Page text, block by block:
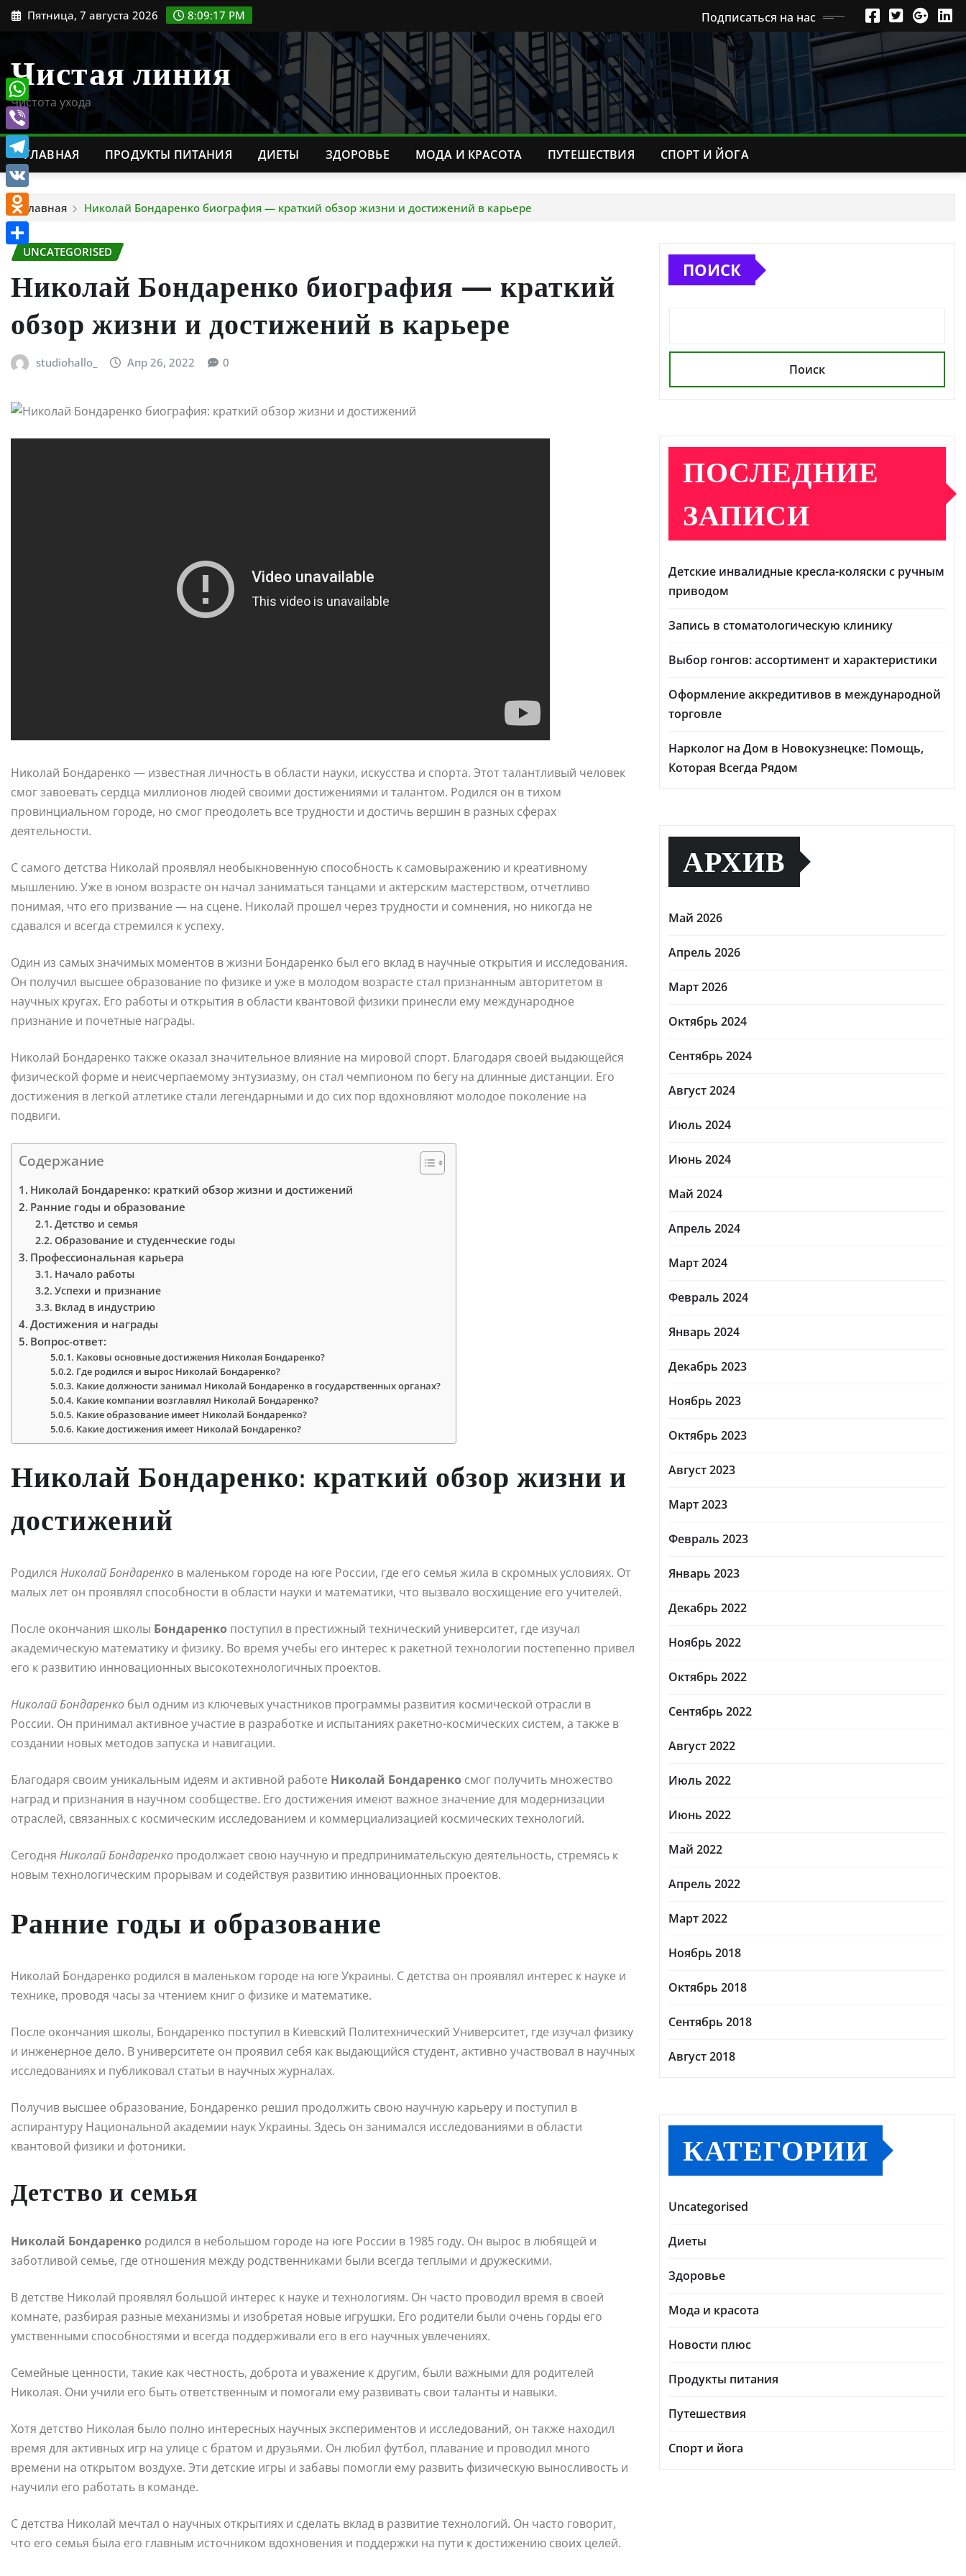
ПерейтиПятница, 7 августа 2026 8:09:18 PM Подписаться на нас
Чистая линия
Чистота ухода
ГЛАВНАЯ ПРОДУКТЫ ПИТАНИЯ ДИЕТЫ ЗДОРОВЬЕ МОДА И КРАСОТА ПУТЕШЕСТВИЯ СПОРТ И ЙОГА
Главная Николай Бондаренко биография — краткий обзор жизни и достижений в карьере
UNCATEGORISED
Николай Бондаренко биография — краткий
обзор жизни и достижений в карьере
studiohallo_ Апр 26, 2022 0
Николай Бондаренко — известная личность в области науки, искусства и спорта. Этот талантливый человек
смог завоевать сердца миллионов людей своими достижениями и талантом. Родился он в тихом
провинциальном городе, но смог преодолеть все трудности и достичь вершин в разных сферах
деятельности.
С самого детства Николай проявлял необыкновенную способность к самовыражению и креативному
мышлению. Уже в юном возрасте он начал заниматься танцами и актерским мастерством, отчетливо
понимая, что его призвание — на сцене. Николай прошел через трудности и сомнения, но никогда не
сдавался и всегда стремился к успеху.
Один из самых значимых моментов в жизни Бондаренко был его вклад в научные открытия и исследования.
Он получил высшее образование по физике и уже в молодом возрасте стал признанным авторитетом в
научных кругах. Его работы и открытия в области квантовой физики принесли ему международное
признание и почетные награды.
Николай Бондаренко также оказал значительное влияние на мировой спорт. Благодаря своей выдающейся
физической форме и неисчерпаемому энтузиазму, он стал чемпионом по бегу на длинные дистанции. Его
достижения в легкой атлетике стали легендарными и до сих пор вдохновляют молодое поколение на
подвиги.
Содержание
Николай Бондаренко: краткий обзор жизни и достижений
Ранние годы и образование
Детство и семья
Образование и студенческие годы
Профессиональная карьера
Начало работы
Успехи и признание
Вклад в индустрию
Достижения и награды
Вопрос-ответ:
Каковы основные достижения Николая Бондаренко?
Где родился и вырос Николай Бондаренко?
Какие должности занимал Николай Бондаренко в государственных органах?
Какие компании возглавлял Николай Бондаренко?
Какие образование имеет Николай Бондаренко?
Какие достижения имеет Николай Бондаренко?
Николай Бондаренко: краткий обзор жизни и
достижений
Родился Николай Бондаренко в маленьком городе на юге России, где его семья жила в скромных условиях. От
малых лет он проявлял способности в области науки и математики, что вызвало восхищение его учителей.
После окончания школы Бондаренко поступил в престижный технический университет, где изучал
академическую математику и физику. Во время учебы его интерес к ракетной технологии постепенно привел
его к развитию инновационных высокотехнологичных проектов.
Николай Бондаренко был одним из ключевых участников программы развития космической отрасли в
России. Он принимал активное участие в разработке и испытаниях ракетно-космических систем, а также в
создании новых методов запуска и навигации.
Благодаря своим уникальным идеям и активной работе Николай Бондаренко смог получить множество
наград и признания в научном сообществе. Его достижения имеют важное значение для модернизации
отраслей, связанных с космическим исследованием и коммерциализацией космических технологий.
Сегодня Николай Бондаренко продолжает свою научную и предпринимательскую деятельность, стремясь к
новым технологическим прорывам и содействуя развитию инновационных проектов.
Ранние годы и образование
Николай Бондаренко родился в маленьком городе на юге Украины. С детства он проявлял интерес к науке и
технике, проводя часы за чтением книг о физике и математике.
После окончания школы, Бондаренко поступил в Киевский Политехнический Университет, где изучал физику
и инженерное дело. В университете он проявил себя как выдающийся студент, активно участвовал в научных
исследованиях и публиковал статьи в научных журналах.
Получив высшее образование, Бондаренко решил продолжить свою научную карьеру и поступил в
аспирантуру Национальной академии наук Украины. Здесь он занимался исследованиями в области
квантовой физики и фотоники.
Детство и семья
Николай Бондаренко родился в небольшом городе на юге России в 1985 году. Он вырос в любящей и
заботливой семье, где отношения между родственниками были всегда теплыми и дружескими.
В детстве Николай проявлял большой интерес к науке и технологиям. Он часто проводил время в своей
комнате, разбирая разные механизмы и изобретая новые игрушки. Его родители были очень горды его
умственными способностями и всегда поддерживали его в его научных увлечениях.
Семейные ценности, такие как честность, доброта и уважение к другим, были важными для родителей
Николая. Они учили его быть ответственным и помогали ему развивать свои таланты и навыки.
Хотя детство Николая было полно интересных научных экспериментов и исследований, он также находил
время для активных игр на улице с братом и друзьями. Он любил футбол, плавание и проводил много
времени на открытом воздухе. Эти детские игры и забавы помогли ему развить физическую выносливость и
научили его работать в команде.
С детства Николай мечтал о научных открытиях и сделать вклад в развитие технологий. Он часто говорит,
что его семья была его главным источником вдохновения и поддержки на пути к достижению своих целей.
ПОИСК
Поиск
ПОСЛЕДНИЕ
ЗАПИСИ
Детские инвалидные кресла-коляски с ручным
приводом
Запись в стоматологическую клинику
Выбор гонгов: ассортимент и характеристики
Оформление аккредитивов в международной
торговле
Нарколог на Дом в Новокузнецке: Помощь,
Которая Всегда Рядом
АРХИВ
Май 2026
Апрель 2026
Март 2026
Октябрь 2024
Сентябрь 2024
Август 2024
Июль 2024
Июнь 2024
Май 2024
Апрель 2024
Март 2024
Февраль 2024
Январь 2024
Декабрь 2023
Ноябрь 2023
Октябрь 2023
Август 2023
Март 2023
Февраль 2023
Январь 2023
Декабрь 2022
Ноябрь 2022
Октябрь 2022
Сентябрь 2022
Август 2022
Июль 2022
Июнь 2022
Май 2022
Апрель 2022
Март 2022
Ноябрь 2018
Октябрь 2018
Сентябрь 2018
Август 2018
КАТЕГОРИИ
Uncategorised
Диеты
Здоровье
Мода и красота
Новости плюс
Продукты питания
Путешествия
Спорт и йога
WhatsApp
Viber
Telegram
VK
Odnoklassniki
Отправить